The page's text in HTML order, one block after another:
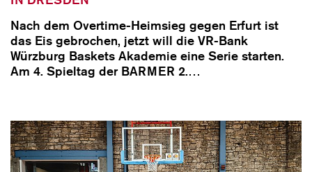
Nach dem Overtime-Heimsieg gegen Erfurt ist
das Eis gebrochen, jetzt will die VR-Bank
Würzburg Baskets Akademie eine Serie starten.
Am 4. Spieltag der BARMER 2.…